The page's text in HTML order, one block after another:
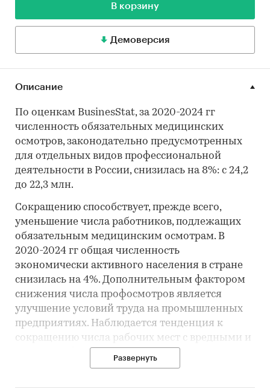
В корзину
Демоверсия
Описание
По оценкам BusinesStat, за 2020-2024 гг
численность обязательных медицинских
осмотров, законодательно предусмотренных
для отдельных видов профессиональной
деятельности в России, снизилась на 8%: с 24,2
до 22,3 млн.
Сокращению способствует, прежде всего,
уменьшение числа работников, подлежащих
обязательным медицинским осмотрам. В
2020-2024 гг общая численность
экономически активного населения в стране
снизилась на 4%. Дополнительным фактором
снижения числа профосмотров является
улучшение условий труда на промышленных
предприятиях. Наблюдается тенденция к
сокращению числа рабочих мест с вредными и
производственных процессов, внедрение
Развернуть